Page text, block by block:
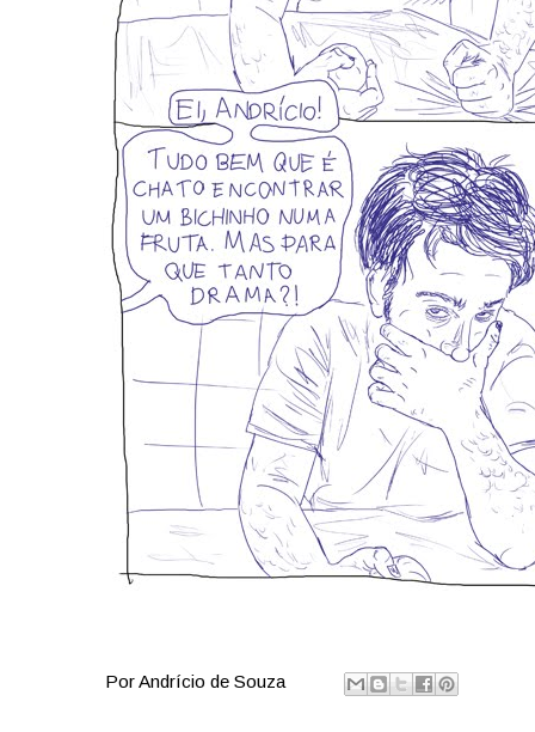
PorAndrício de Souza